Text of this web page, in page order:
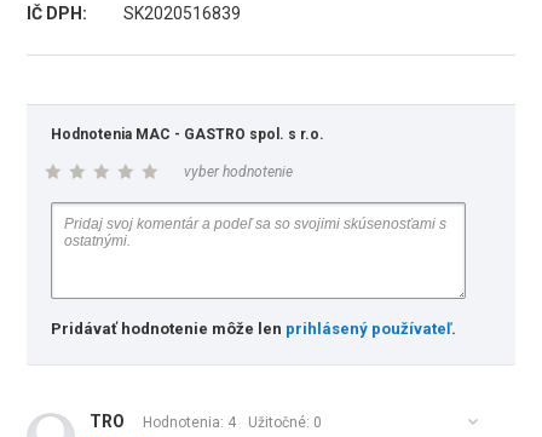
IČ DPH:
SK2020516839
Hodnotenia MAC - GASTRO spol. s r.o.
vyber hodnotenie
Pridávať hodnotenie môže len prihlásený používateľ.
TRO Hodnotenia: 4 Užitočné: 0